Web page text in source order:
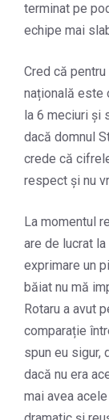
terminat pe
echipe mai
Cred că
națională este
la 6 meciuri și
dacă domnul
crede că
respect și nu
La momentul
are de lucrat
exprimare un
băiat nu mă
Rotaru a avut
comparație
spun eu sigur,
dacă nu era
mai avea